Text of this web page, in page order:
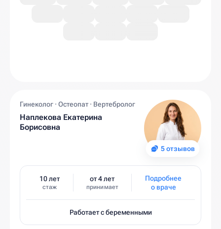
5 отзывов
Гинеколог · Остеопат · Вертебролог
Наплекова Екатерина
Борисовна
10 лет
стаж
от 4 лет
принимает
Подробнее
о враче
Работает с беременными